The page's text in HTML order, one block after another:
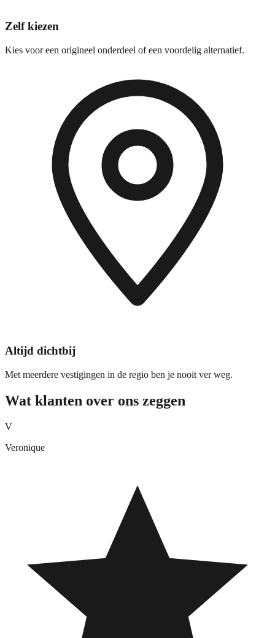
Zelf kiezen
Kies voor een origineel onderdeel of een voordelig alternatief.
Altijd dichtbij
Met meerdere vestigingen in de regio ben je nooit ver weg.
Wat klanten over ons zeggen
V
Veronique